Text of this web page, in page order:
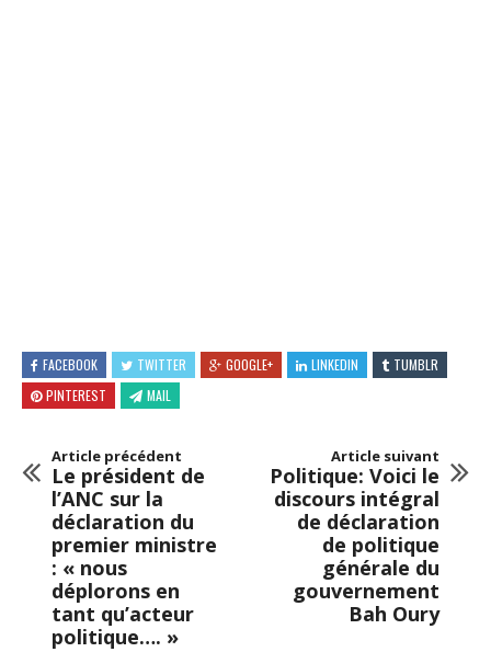
FACEBOOK TWITTER GOOGLE+ LINKEDIN
TUMBLR
PINTEREST
MAIL
Article précédent
Le président de
l’ANC sur la
déclaration du
premier ministre
: « nous
déplorons en
tant qu’acteur
politique…. »
Article suivant
Politique: Voici le
discours intégral
de déclaration
de politique
générale du
gouvernement
Bah Oury